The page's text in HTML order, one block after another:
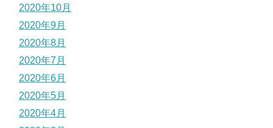
2020年10月
2020年9月
2020年8月
2020年7月
2020年6月
2020年5月
2020年4月